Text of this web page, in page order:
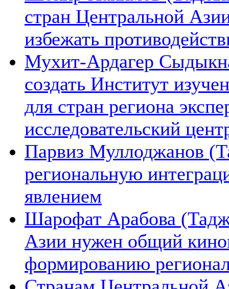
стран Центральной
избежать
Мухит-Ардагер
создать Институт
для стран региона
исследовательский
Парвиз Муллоджанов
региональную
явлением
Шарофат Арабова
Азии нужен общий
формированию